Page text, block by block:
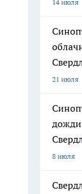
14 июля
21 июля
дожди
8 июля